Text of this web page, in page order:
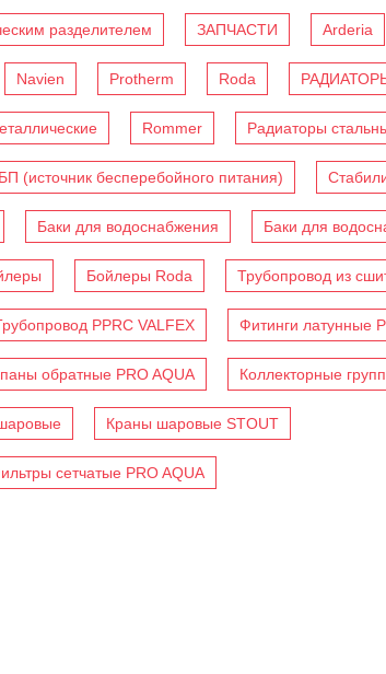
разделителем ЗАПЧАСТИ Arderia
Navien Protherm Roda
Rommer Радиаторы
(источник бесперебойного питания)
Баки для водоснабжения Баки для
Бойлеры Roda Трубопровод из
PPRC VALFEX Фитинги латунные
обратные PRO AQUA Коллекторные
Краны шаровые STOUT
сетчатые PRO AQUA